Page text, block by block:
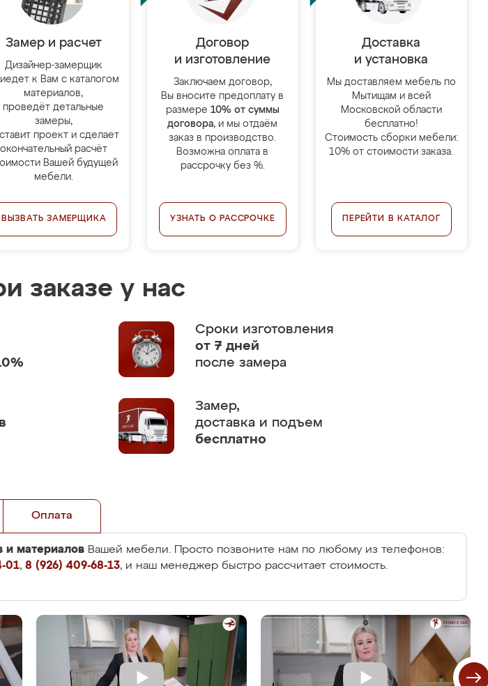
Замер и расчет
Дизайнер-замерщик
к Вам с каталогом
материалов,
проведёт детальные
замеры,
проект и сделает
окончательный расчёт
Вашей будущей
мебели.
ВЫЗВАТЬ ЗАМЕРЩИКА
Договор
и изготовление
Заключаем договор,
Вы вносите предоплату в
размере 10% от суммы
договора, и мы отдаём
заказ в производство.
Возможна оплата в
рассрочку без %.
УЗНАТЬ О РАССРОЧКЕ
Доставка
и установка
Мы доставляем мебель по
Мытищам и всей
Московской области
бесплатно!
Стоимость сборки мебели:
10% от стоимости заказа.
ПЕРЕЙТИ В КАТАЛОГ
заказе у нас
Сроки изготовления
от 7 дней
после замера
Замер,
доставка и подъем
бесплатно
Оплата
и материалов Вашей мебели. Просто позвоните нам по любому из телефонов:
01, 8 (926) 409-68-13, и наш менеджер быстро рассчитает стоимость.